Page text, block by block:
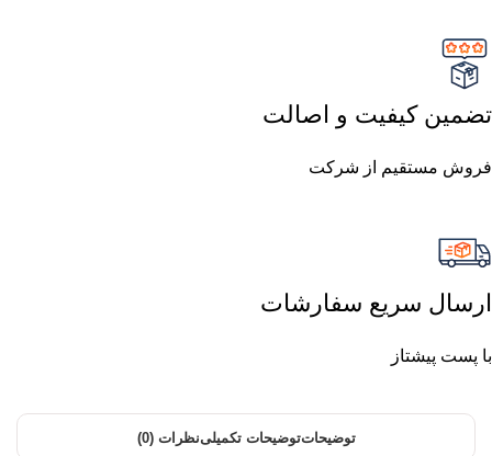
تضمین کیفیت و اصالت
فروش مستقیم از شرکت
ارسال سریع سفارشات
با پست پیشتاز
توضیحاتتوضیحات تکمیلینظرات (0)